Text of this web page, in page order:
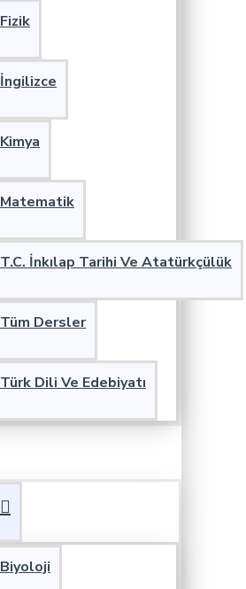
Fizik
İngilizce
Kimya
Matematik
T.C. İnkılap Tarihi Ve Atatürkçülük
Tüm Dersler
Türk Dili Ve Edebiyatı
Biyoloji